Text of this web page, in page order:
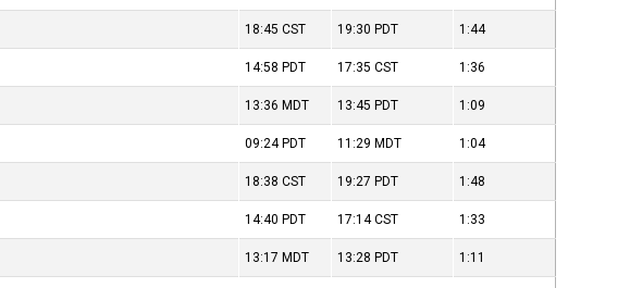
18:45CST 19:30 PDT 1:44
14:58 PDT 17:35CST 1:36
13:36 MDT 13:45 PDT 1:09
09:24 PDT 11:29 MDT 1:04
18:38CST 19:27 PDT 1:48
14:40 PDT 17:14CST 1:33
13:17 MDT 13:28 PDT 1:11